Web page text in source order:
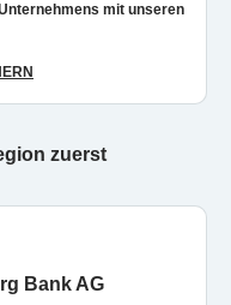
mit unseren
zuerst
Bank AG